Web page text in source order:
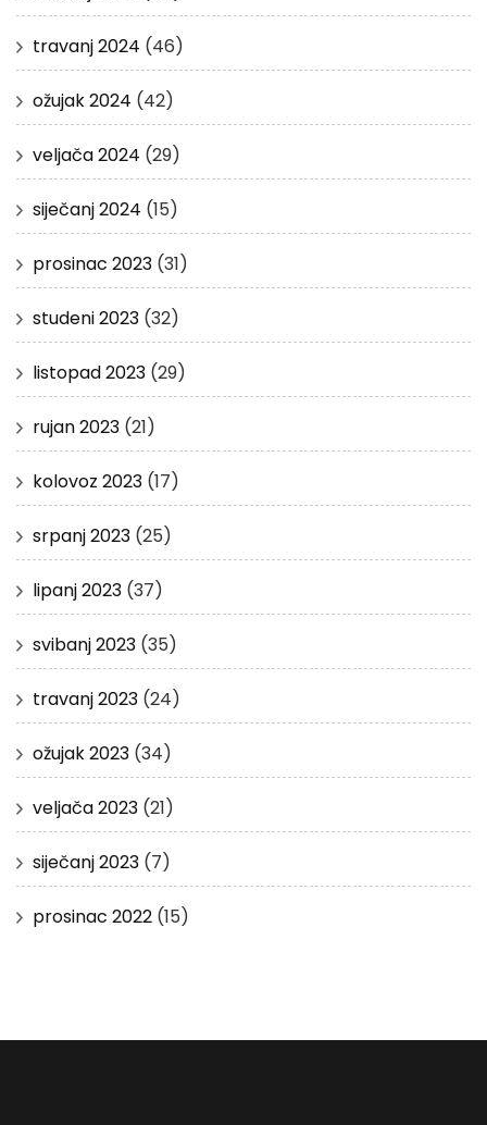
travanj 2024 (46)
ožujak 2024 (42)
veljača 2024 (29)
siječanj 2024 (15)
prosinac 2023 (31)
studeni 2023 (32)
listopad 2023 (29)
rujan 2023 (21)
kolovoz 2023 (17)
srpanj 2023 (25)
lipanj 2023 (37)
svibanj 2023 (35)
travanj 2023 (24)
ožujak 2023 (34)
veljača 2023 (21)
siječanj 2023 (7)
prosinac 2022 (15)